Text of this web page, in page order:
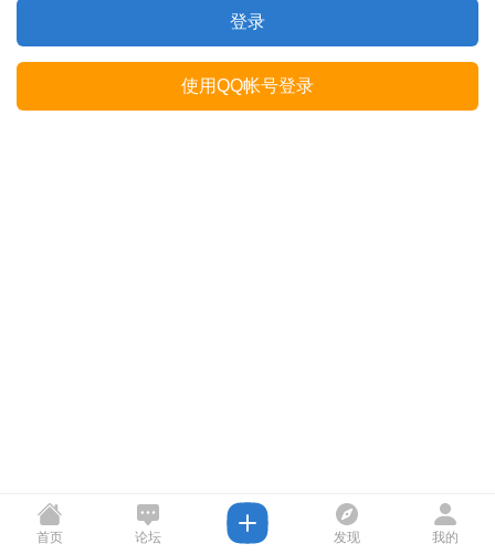
登录
使用QQ帐号登录
首页 论坛 发现 我的